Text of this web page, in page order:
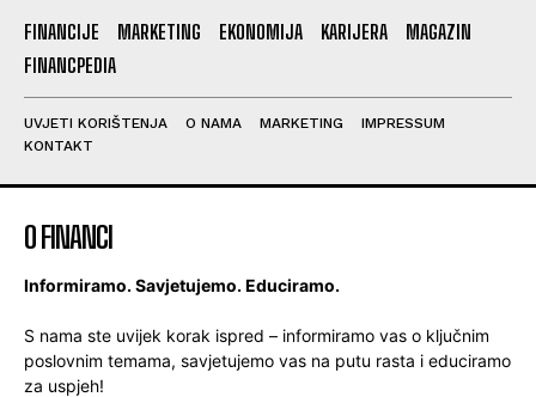
FINANCIJE MARKETING EKONOMIJA KARIJERA
MAGAZIN
FINANCPEDIA
UVJETI KORIŠTENJA O NAMA MARKETING
IMPRESSUM
KONTAKT
O FINANCI
Informiramo. Savjetujemo. Educiramo.
S nama ste uvijek korak ispred – informiramo vas o ključnim
poslovnim temama, savjetujemo vas na putu rasta i educiramo
za uspjeh!